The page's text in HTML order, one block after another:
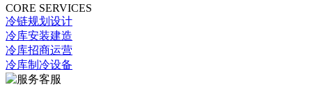
CORE SERVICES
冷链规划设计
冷库安装建造
冷库招商运营
冷库制冷设备